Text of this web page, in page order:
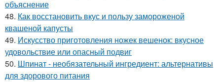
объяснение
48. Как восстановить вкус и пользу замороженой
квашеной капусты
49. Искусство приготовления ножек вешенок: вкусное
удовольствие или опасный подвиг
50. Шпинат - необязательный ингредиент: альтернативы
для здорового питания